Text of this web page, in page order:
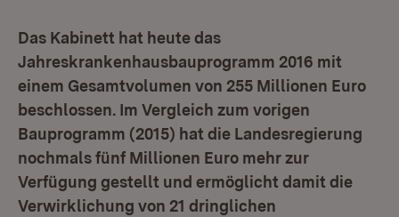
Das Kabinett hat heute das
Jahreskrankenhausbauprogramm 2016 mit
einem Gesamtvolumen von 255 Millionen Euro
beschlossen. Im Vergleich zum vorigen
Bauprogramm (2015) hat die Landesregierung
nochmals fünf Millionen Euro mehr zur
Verfügung gestellt und ermöglicht damit die
Verwirklichung von 21 dringlichen